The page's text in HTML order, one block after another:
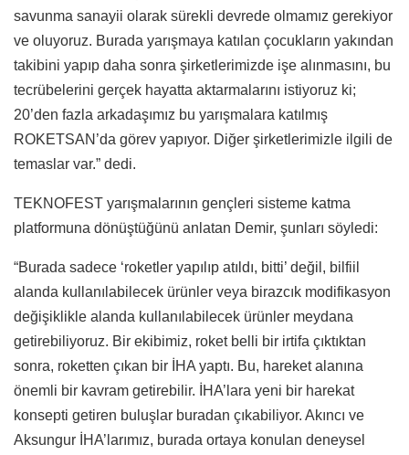
savunma sanayii olarak sürekli devrede olmamız gerekiyor
ve oluyoruz. Burada yarışmaya katılan çocukların yakından
takibini yapıp daha sonra şirketlerimizde işe alınmasını, bu
tecrübelerini gerçek hayatta aktarmalarını istiyoruz ki;
20’den fazla arkadaşımız bu yarışmalara katılmış
ROKETSAN’da görev yapıyor. Diğer şirketlerimizle ilgili de
temaslar var.” dedi.
TEKNOFEST yarışmalarının gençleri sisteme katma
platformuna dönüştüğünü anlatan Demir, şunları söyledi:
“Burada sadece ‘roketler yapılıp atıldı, bitti’ değil, bilfiil
alanda kullanılabilecek ürünler veya birazcık modifikasyon
değişiklikle alanda kullanılabilecek ürünler meydana
getirebiliyoruz. Bir ekibimiz, roket belli bir irtifa çıktıktan
sonra, roketten çıkan bir İHA yaptı. Bu, hareket alanına
önemli bir kavram getirebilir. İHA’lara yeni bir harekat
konsepti getiren buluşlar buradan çıkabiliyor. Akıncı ve
Aksungur İHA’larımız, burada ortaya konulan deneysel